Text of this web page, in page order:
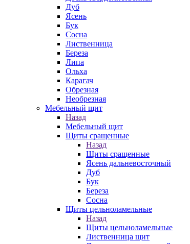
Дуб
Ясень
Бук
Сосна
Лиственница
Береза
Липа
Ольха
Карагач
Обрезная
Необрезная
Мебельный щит
Назад
Мебельный щит
Щиты сращенные
Назад
Щиты сращенные
Ясень дальневосточный
Дуб
Бук
Береза
Сосна
Щиты цельноламельные
Назад
Щиты цельноламельные
Лиственница щит